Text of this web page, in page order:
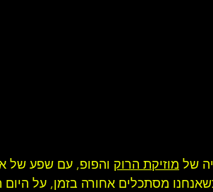
של מוזיקת הרוק והפופ, עם שפע של
מסתכלים אחורה בזמן, על היום